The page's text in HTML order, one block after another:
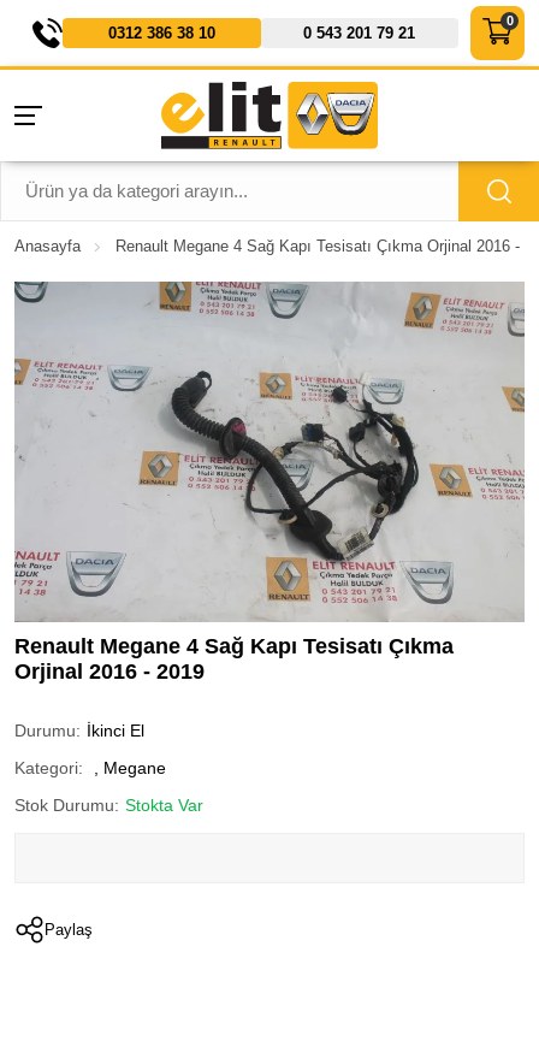
0312 386 38 10 0 543 201 79 21
Anasayfa Renault Megane 4 Sağ Kapı Tesisatı Çıkma Orjinal 2016 -
Renault Megane 4 Sağ Kapı Tesisatı Çıkma
Orjinal 2016 - 2019
Durumu: İkinci El
Kategori:
Megane
Stok Durumu: Stokta Var
Paylaş